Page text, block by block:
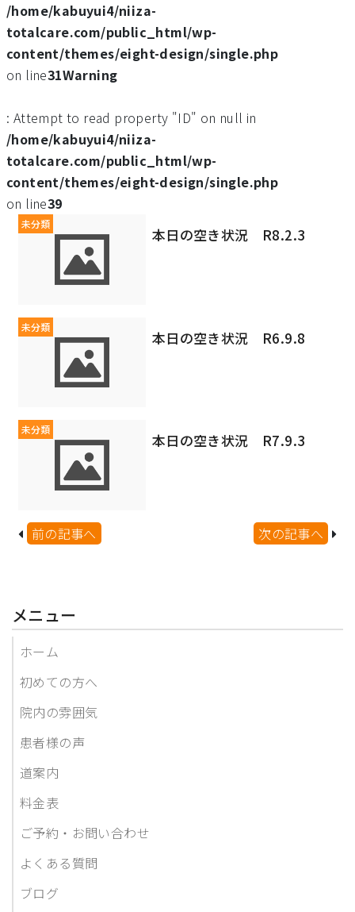
/home/kabuyui4/niiza-
totalcare.com/public_html/wp-
content/themes/eight-design/single.php
on line31Warning
: Attempt to read property "ID" on null in
/home/kabuyui4/niiza-
totalcare.com/public_html/wp-
content/themes/eight-design/single.php
on line39
未分類
本日の空き状況 R8.2.3
未分類
本日の空き状況 R6.9.8
未分類
本日の空き状況 R7.9.3
前の記事へ 次の記事へ
メニュー
ホーム
初めての方へ
院内の雰囲気
患者様の声
道案内
料金表
ご予約・お問い合わせ
よくある質問
ブログ